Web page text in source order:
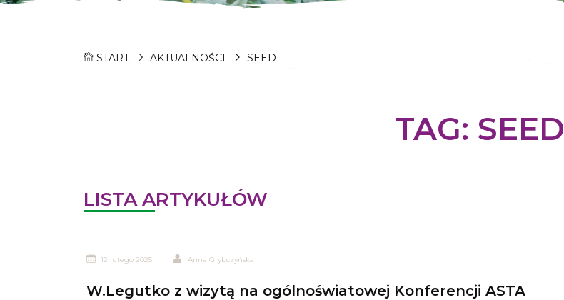
START AKTUALNOŚCI SEED
TAG: SEED
LISTA ARTYKUŁÓW
12 lutego 2025 Anna Grybczyńska
W.Legutko z wizytą na ogólnoświatowej Konferencji ASTA